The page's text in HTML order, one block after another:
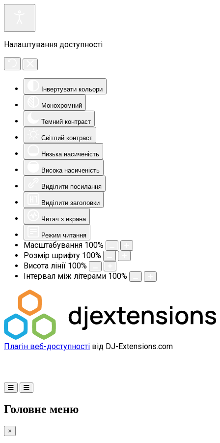
Налаштування доступності
Інвертувати кольори
Монохромний
Темний контраст
Світлий контраст
Низька насиченість
Висока насиченість
Виділити посилання
Виділити заголовки
Читач з екрана
Режим читання
Масштабування 100%
Розмір шрифту 100%
Висота лінії 100%
Інтервал між літерами 100%
Плагін веб-доступності від DJ-Extensions.com
Головне меню
×